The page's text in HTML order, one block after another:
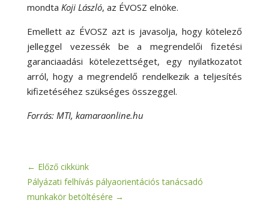
mondta Koji László, az ÉVOSZ elnöke.
Emellett az ÉVOSZ azt is javasolja, hogy kötelező
jelleggel vezessék be a megrendelői fizetési
garanciaadási kötelezettséget, egy nyilatkozatot
arról, hogy a megrendelő rendelkezik a teljesítés
kifizetéséhez szükséges összeggel.
Forrás: MTI, kamaraonline.hu
← Előző cikkünk
Pályázati felhívás pályaorientációs tanácsadó
munkakör betöltésére →